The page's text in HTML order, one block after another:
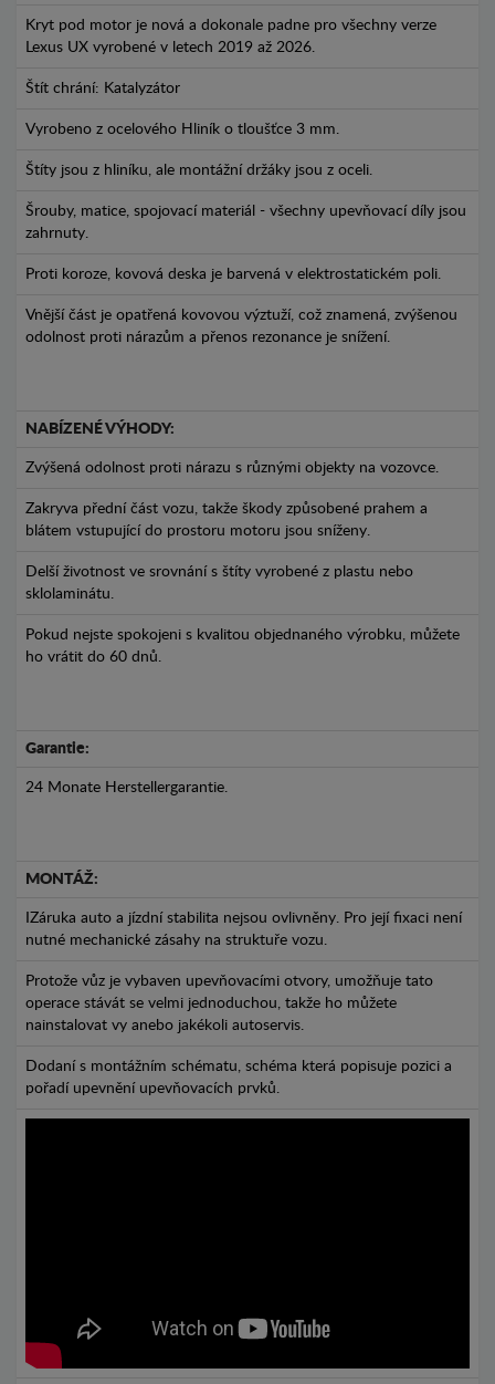
Kryt pod motor je nová a dokonale padne pro všechny verze
Lexus UX vyrobené v letech 2019 až 2026.
Štít chrání: Katalyzátor
Vyrobeno z ocelového Hliník o tloušťce 3 mm.
Štíty jsou z hliníku, ale montážní držáky jsou z oceli.
Šrouby, matice, spojovací materiál - všechny upevňovací díly jsou
zahrnuty.
Proti koroze, kovová deska je barvená v elektrostatickém poli.
Vnější část je opatřená kovovou výztuží, což znamená, zvýšenou
odolnost proti nárazům a přenos rezonance je snížení.
NABÍZENÉ VÝHODY:
Zvýšená odolnost proti nárazu s různými objekty na vozovce.
Zakryva přední část vozu, takže škody způsobené prahem a
blátem vstupující do prostoru motoru jsou sníženy.
Delší životnost ve srovnání s štíty vyrobené z plastu nebo
sklolaminátu.
Pokud nejste spokojeni s kvalitou objednaného výrobku, můžete
ho vrátit do 60 dnů.
Garantie:
24 Monate Herstellergarantie.
MONTÁŽ:
IZáruka auto a jízdní stabilita nejsou ovlivněny. Pro její fixaci není
nutné mechanické zásahy na struktuře vozu.
Protože vůz je vybaven upevňovacími otvory, umožňuje tato
operace stávát se velmi jednoduchou, takže ho můžete
nainstalovat vy anebo jakékoli autoservis.
Dodaní s montážním schématu, schéma která popisuje pozici a
pořadí upevnění upevňovacích prvků.